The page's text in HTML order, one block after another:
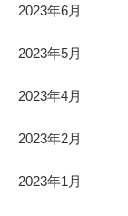
2023年6月
2023年5月
2023年4月
2023年2月
2023年1月